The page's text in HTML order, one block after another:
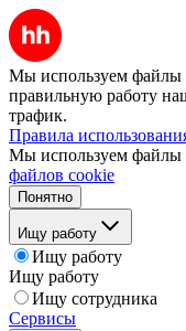
Мы используем файлы
правильную работу
трафик.
Правила
Мы используем файлы
файлов cookie
Понятно
Ищу работу
Ищу работу
Ищу работу
Ищу сотрудника
Сервисы